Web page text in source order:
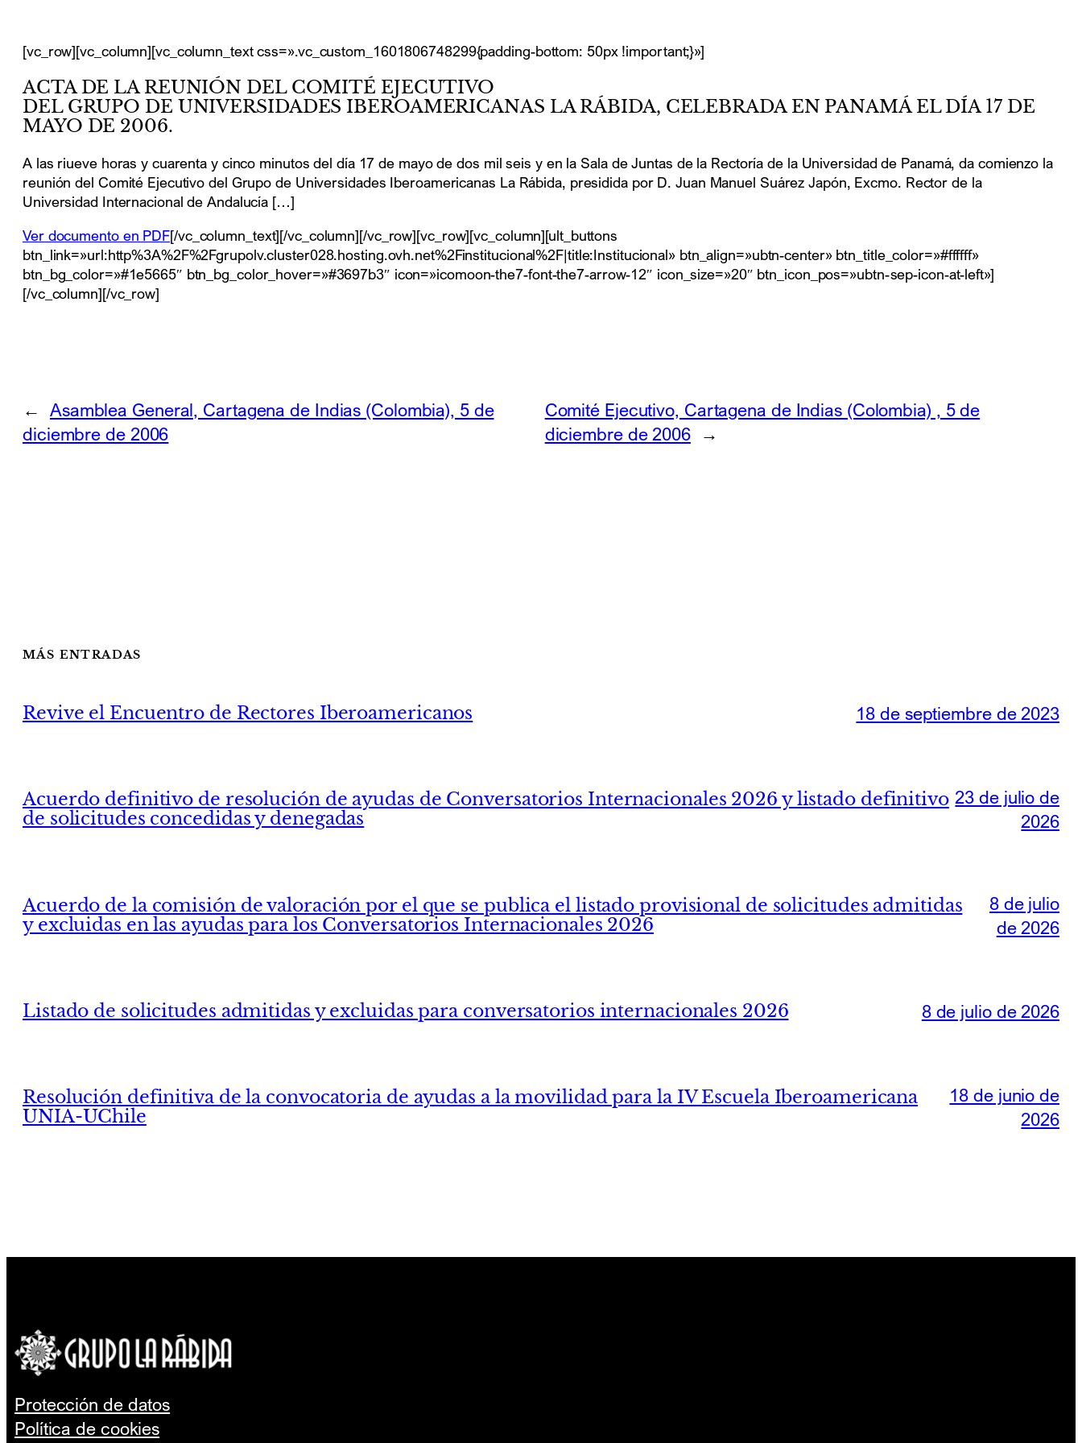
[vc_row][vc_column][vc_column_text css=».vc_custom_1601806748299{padding-bottom: 50px !important;}»]
ACTA DE LA REUNIÓN DEL COMITÉ EJECUTIVO
DEL GRUPO DE UNIVERSIDADES IBEROAMERICANAS LA RÁBIDA, CELEBRADA EN PANAMÁ EL DÍA 17 DE
MAYO DE 2006.
A las riueve horas y cuarenta y cinco minutos del día 17 de mayo de dos mil seis y en la Sala de Juntas de la Rectoría de la Universidad de Panamá, da comienzo la
reunión del Comité Ejecutivo del Grupo de Universidades Iberoamericanas La Rábida, presidida por D. Juan Manuel Suárez Japón, Excmo. Rector de la
Universidad Internacional de Andalucía […]
Ver documento en PDF[/vc_column_text][/vc_column][/vc_row][vc_row][vc_column][ult_buttons
btn_link=»url:http%3A%2F%2Fgrupolv.cluster028.hosting.ovh.net%2Finstitucional%2F|title:Institucional» btn_align=»ubtn-center» btn_title_color=»#ffffff»
btn_bg_color=»#1e5665″ btn_bg_color_hover=»#3697b3″ icon=»icomoon-the7-font-the7-arrow-12″ icon_size=»20″ btn_icon_pos=»ubtn-sep-icon-at-left»]
[/vc_column][/vc_row]
←
Asamblea General, Cartagena de Indias (Colombia), 5 de
diciembre de 2006
Comité Ejecutivo, Cartagena de Indias (Colombia) , 5 de
diciembre de 2006
→
MÁS ENTRADAS
Revive el Encuentro de Rectores Iberoamericanos 18 de septiembre de 2023
Acuerdo definitivo de resolución de ayudas de Conversatorios Internacionales 2026 y listado definitivo
de solicitudes concedidas y denegadas
23 de julio de
2026
Acuerdo de la comisión de valoración por el que se publica el listado provisional de solicitudes admitidas
y excluidas en las ayudas para los Conversatorios Internacionales 2026
8 de julio
de 2026
Listado de solicitudes admitidas y excluidas para conversatorios internacionales 2026 8 de julio de 2026
Resolución definitiva de la convocatoria de ayudas a la movilidad para la IV Escuela Iberoamericana
UNIA-UChile
18 de junio de
2026
Protección de datos
Política de cookies